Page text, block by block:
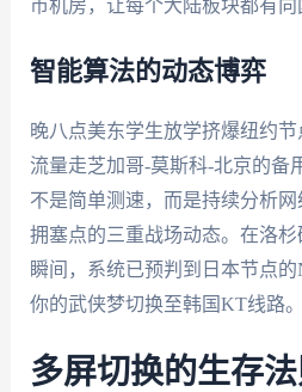
市机房，让每个大陆板块都有向
智能算法的动态博弈
晚八点美东学生放学挤爆纽约
流量走芝加哥-莫斯科-北京的备
不是简单测速，而是持续分析
拥塞点的三重战场动态。在洛
瞬间，系统已预判到日本节点
你的武侠梦切换至韩国KT线路。
多屏切换的生存法